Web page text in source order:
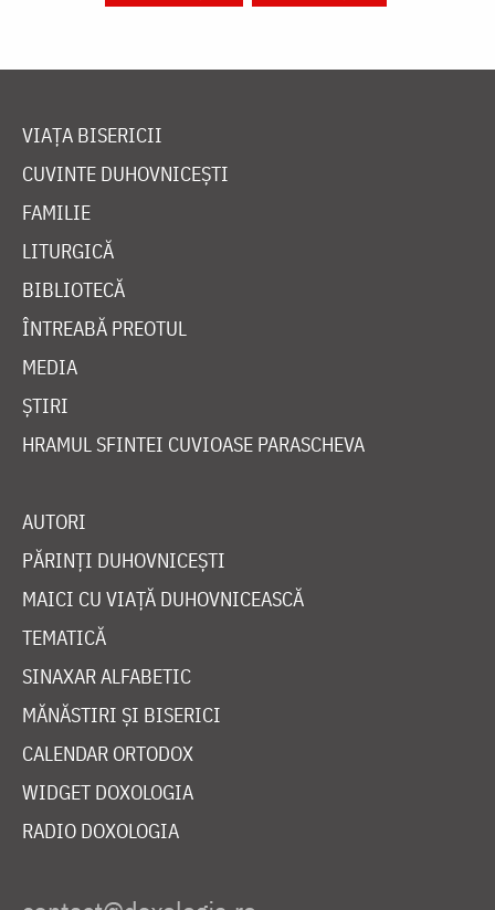
VIAȚA BISERICII
CUVINTE DUHOVNICEȘTI
FAMILIE
LITURGICĂ
BIBLIOTECĂ
ÎNTREABĂ PREOTUL
MEDIA
ȘTIRI
HRAMUL SFINTEI CUVIOASE PARASCHEVA
AUTORI
PĂRINȚI DUHOVNICEȘTI
MAICI CU VIAȚĂ DUHOVNICEASCĂ
TEMATICĂ
SINAXAR ALFABETIC
MĂNĂSTIRI ȘI BISERICI
CALENDAR ORTODOX
WIDGET DOXOLOGIA
RADIO DOXOLOGIA